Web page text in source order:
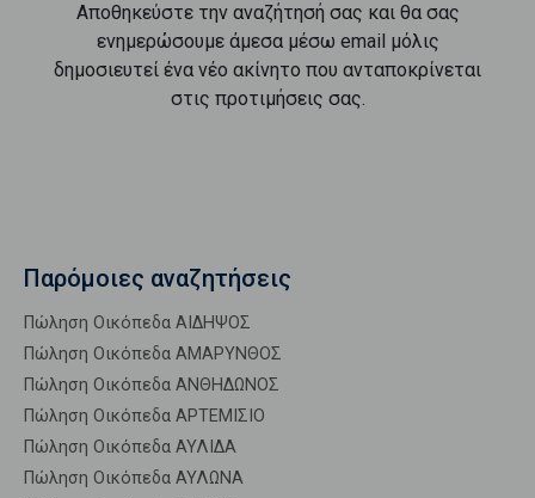
Αποθηκεύστε την αναζήτησή σας και θα σας
ενημερώσουμε άμεσα μέσω email μόλις
δημοσιευτεί ένα νέο ακίνητο που ανταποκρίνεται
στις προτιμήσεις σας.
Παρόμοιες αναζητήσεις
Πώληση Οικόπεδα ΑΙΔΗΨΟΣ
Πώληση Οικόπεδα ΑΜΑΡΥΝΘΟΣ
Πώληση Οικόπεδα ΑΝΘΗΔΩΝΟΣ
Πώληση Οικόπεδα ΑΡΤΕΜΙΣΙΟ
Πώληση Οικόπεδα ΑΥΛΙΔΑ
Πώληση Οικόπεδα ΑΥΛΩΝΑ